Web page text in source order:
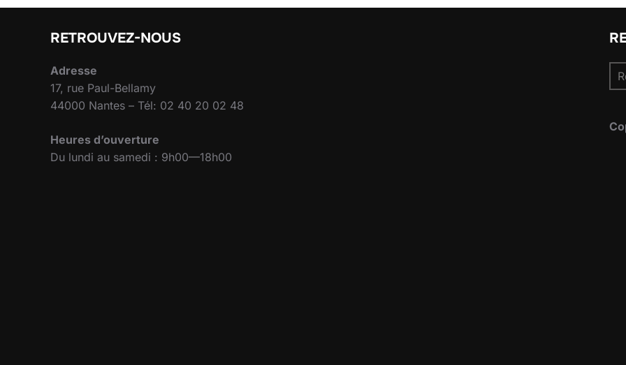
RETROUVEZ-NOUS
Adresse
17, rue Paul-Bellamy
44000 Nantes – Tél: 02 40 20 02 48
Heures d’ouverture
Du lundi au samedi : 9h00—18h00